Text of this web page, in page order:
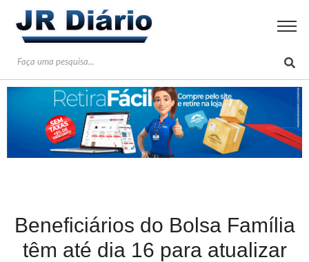
Beneficiários do Bolsa Família
têm até dia 16 para atualizar